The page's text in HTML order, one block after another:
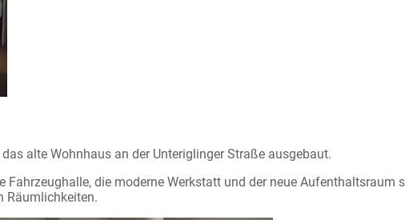
alte Wohnhaus an der Unteriglinger Straße ausgebaut.
Fahrzeughalle, die moderne Werkstatt und der neue Aufenthaltsraum
Räumlichkeiten.